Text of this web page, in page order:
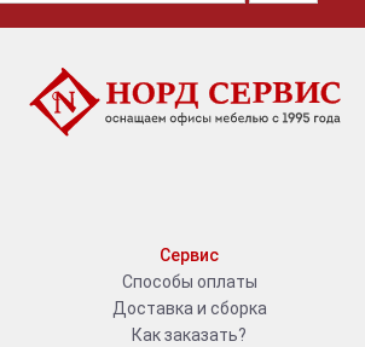
Сервис
Способы оплаты
Доставка и сборка
Как заказать?